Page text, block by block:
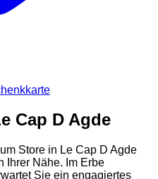
Cap D Agde
Store in Le Cap D Agde
Ihrer Nähe. Im Erbe
Sie ein engagiertes